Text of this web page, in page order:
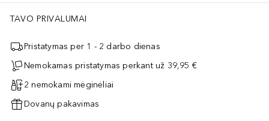
TAVO PRIVALUMAI
Pristatymas per 1 - 2 darbo dienas
Nemokamas pristatymas perkant už 39,95 €
2 nemokami mėginėliai
Dovanų pakavimas